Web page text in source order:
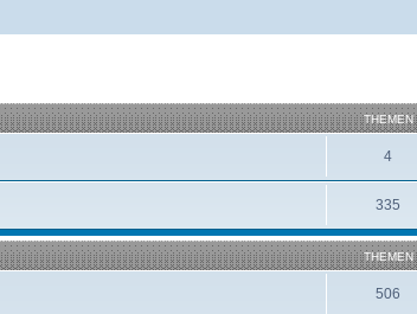
THEMEN
4
335
THEMEN
506